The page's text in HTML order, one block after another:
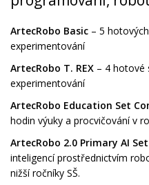
ArtecRobo Basic – 5
experimentování
ArtecRobo T. REX – 4 hotové
experimentování
ArtecRobo Education Set
hodin výuky a procvičování v
ArtecRobo 2.0 Primary AI Set
inteligencí prostřednictvím
nižší ročníky SŠ.